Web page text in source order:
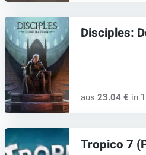
Disciples:
aus 23.04 € in
Tropico 7